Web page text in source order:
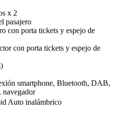
x 2
pasajero
con porta tickets y espejo de
con porta tickets y espejo de
smartphone, Bluetooth, DAB,
navegador
Auto inalámbrico